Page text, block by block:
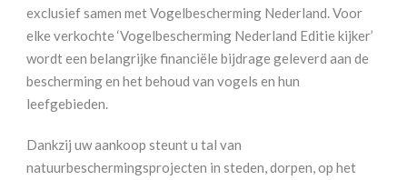
exclusief samen met Vogelbescherming Nederland. Voor
elke verkochte ‘Vogelbescherming Nederland Editie kijker’
wordt een belangrijke financiële bijdrage geleverd aan de
bescherming en het behoud van vogels en hun
leefgebieden.
Dankzij uw aankoop steunt u tal van
natuurbeschermingsprojecten in steden, dorpen, op het